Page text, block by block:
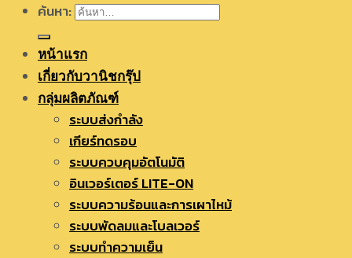
ค้นหา:
หน้าแรก
เกี่ยวกับวานิชกรุ๊ป
กลุ่มผลิตภัณฑ์
ระบบส่งกำลัง
เกียร์ทดรอบ
ระบบควบคุมอัตโนมัติ
อินเวอร์เตอร์ LITE-ON
ระบบความร้อนและการเผาไหม้
ระบบพัดลมและโบลเวอร์
ระบบทำความเย็น